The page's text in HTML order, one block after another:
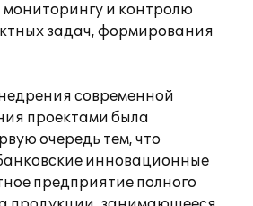
мониторингу и контролю
задач, формирования
современной
проектами была
очередь тем, что
инновационные
предприятие полного